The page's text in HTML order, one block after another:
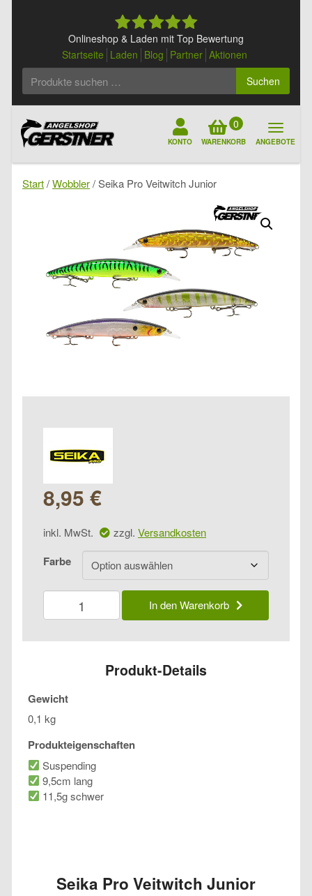
Onlineshop & Laden mit Top Bewertung
Startseite Laden Blog Partner Aktionen
Suchen
KONTO
0
WARENKORB ANGEBOTE
Start/Wobbler/ Seika Pro Veitwitch Junior
Seika Pro Veitwitch Junior
8,95 €
inkl. MwSt. zzgl. Versandkosten
Farbe
Seika
Veitwitch
Junior
In den Warenkorb
Produkt-Details
Gewicht
0,1 kg
Produkteigenschaften
Suspending
9,5cm lang
11,5g schwer